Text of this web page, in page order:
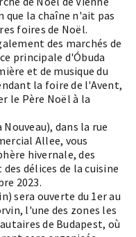
que la chaîne n'ait pas
foires de Noël.
des marchés de
principale d'Óbuda
et de musique du
la foire de l'Avent,
le Père Noël à la
dans la rue
Allee, vous
hivernale, des
délices de la cuisine
2023.
sera ouverte du 1er au
l'une des zones les
de Budapest, où